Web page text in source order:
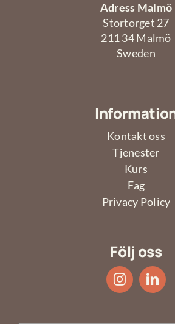
Adress Malmö
Stortorget 27
211 34 Malmö
Sweden
Kontakt oss
Tjenester
Kurs
Fag
Privacy Policy
Följ oss